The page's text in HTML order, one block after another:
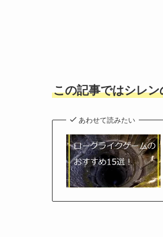
この記事ではシレ
あわせて読みたい